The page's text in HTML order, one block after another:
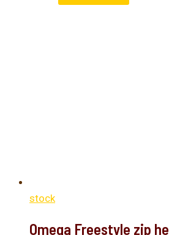
stock
Omega Freestyle zip